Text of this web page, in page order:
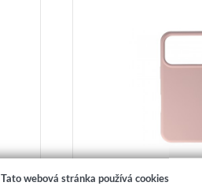
Tato webová stránka používá cookies